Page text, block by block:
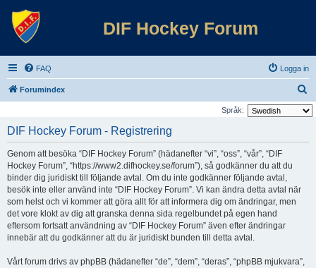
DIF Hockey Forum
FAQ Logga in
Forumindex
ö
Språk:
DIF Hockey Forum - Registrering
Genom att besöka “DIF Hockey Forum” (hädanefter “vi”, “oss”, “vår”, “DIF
Hockey Forum”, “https://www2.difhockey.se/forum”), så godkänner du att du
binder dig juridiskt till följande avtal. Om du inte godkänner följande avtal,
besök inte eller använd inte “DIF Hockey Forum”. Vi kan ändra detta avtal när
som helst och vi kommer att göra allt för att informera dig om ändringar, men
det vore klokt av dig att granska denna sida regelbundet på egen hand
eftersom fortsatt användning av “DIF Hockey Forum” även efter ändringar
innebär att du godkänner att du är juridiskt bunden till detta avtal.
Vårt forum drivs av phpBB (hädanefter “de”, “dem”, “deras”, “phpBB mjukvara”,